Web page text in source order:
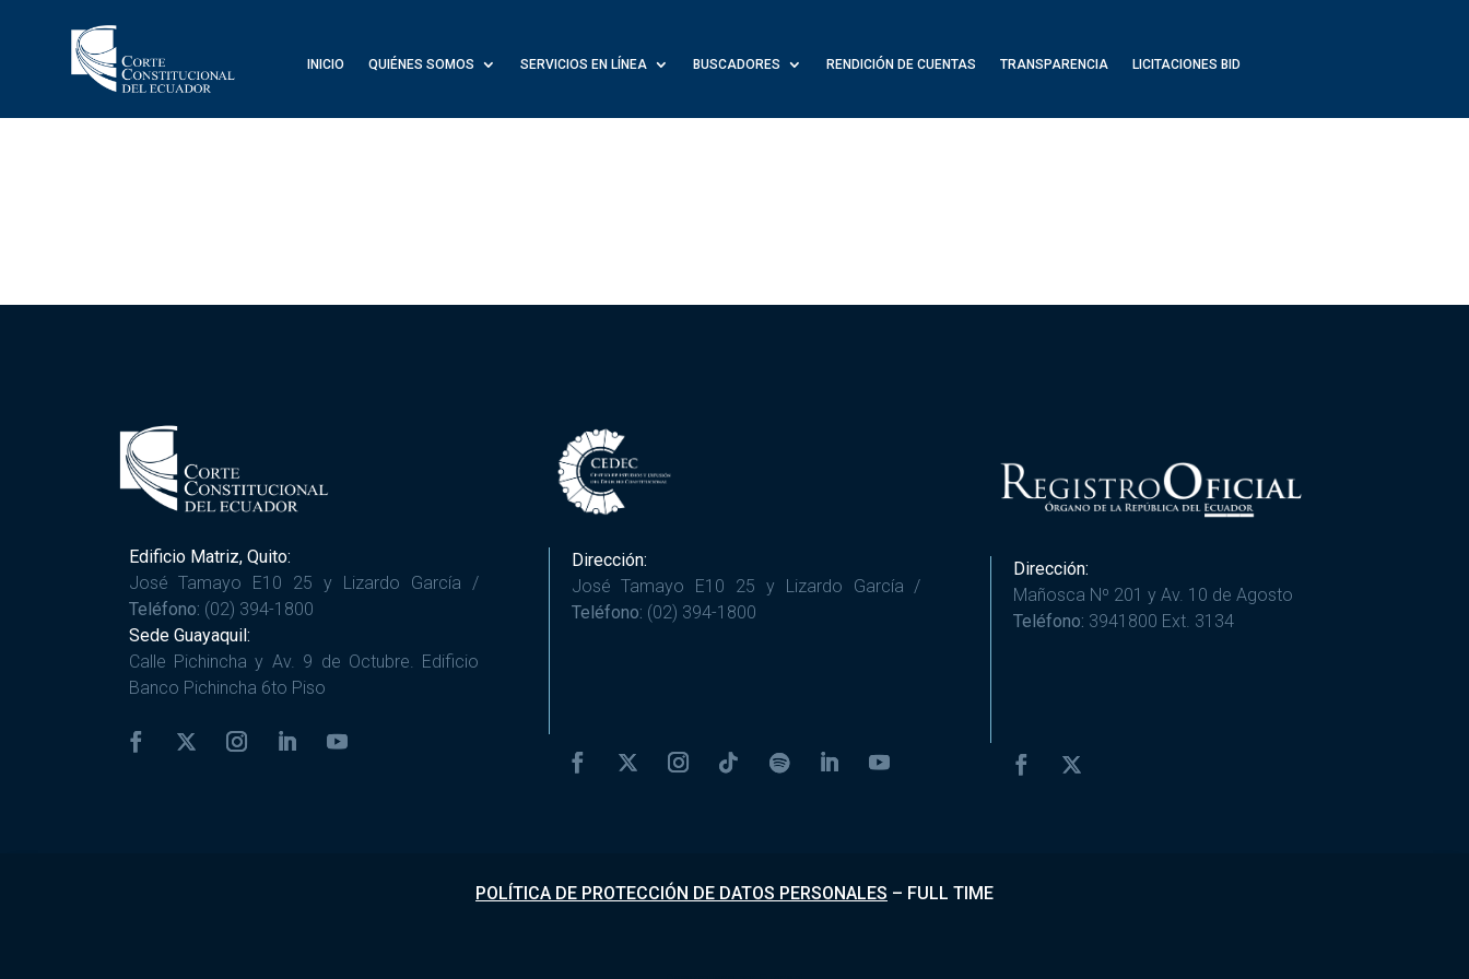
INICIO QUIÉNES SOMOS SERVICIOS EN LÍNEA BUSCADORES RENDICIÓN DE CUENTAS TRANSPARENCIA LICITACIONES BID
Edificio Matriz, Quito:
José Tamayo E10 25 y Lizardo García /
Teléfono: (02) 394-1800
Sede Guayaquil:
Calle Pichincha y Av. 9 de Octubre. Edificio
Banco Pichincha 6to Piso
Dirección:
José Tamayo E10 25 y Lizardo García /
Teléfono: (02) 394-1800
Dirección:
Mañosca Nº 201 y Av. 10 de Agosto
Teléfono: 3941800 Ext. 3134
POLÍTICA DE PROTECCIÓN DE DATOS PERSONALES – FULL TIME